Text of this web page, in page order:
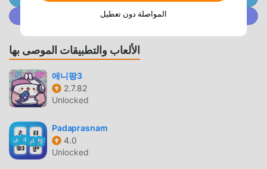
Navigate using simple tap controls- Collect hidden relics-
Solve more than 50 puzzles split into 13 levels in the
original story- Continue their journey with the included
Winterfest DLC - 4 new festive levels- Increasing difficulty
as you progress through the game- Family friendly and
was designed so anyone can easily pick it up and enjoy-
Colorblind feature - alternate character colors for better
visibility- Controller support- Landscape capable---------
Follow us:Twitter -
https://twitter.com/journey_boundInstagram -
https://www.instagram.com/journeyboundgames/Facebook
- https://www.facebook.com/journeyboundgames/---------
الألعاب والتطبيقات الموصى بها
애니팡3
2.7.82
Unlocked
Padaprasnam
4.0
Unlocked
المواصلة دون تعطيل